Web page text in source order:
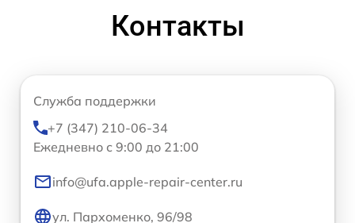
Контакты
Служба поддержки
+7 (347) 210-06-34
Ежедневно с 9:00 до 21:00
info@ufa.apple-repair-center.ru
ул. Пархоменко, 96/98